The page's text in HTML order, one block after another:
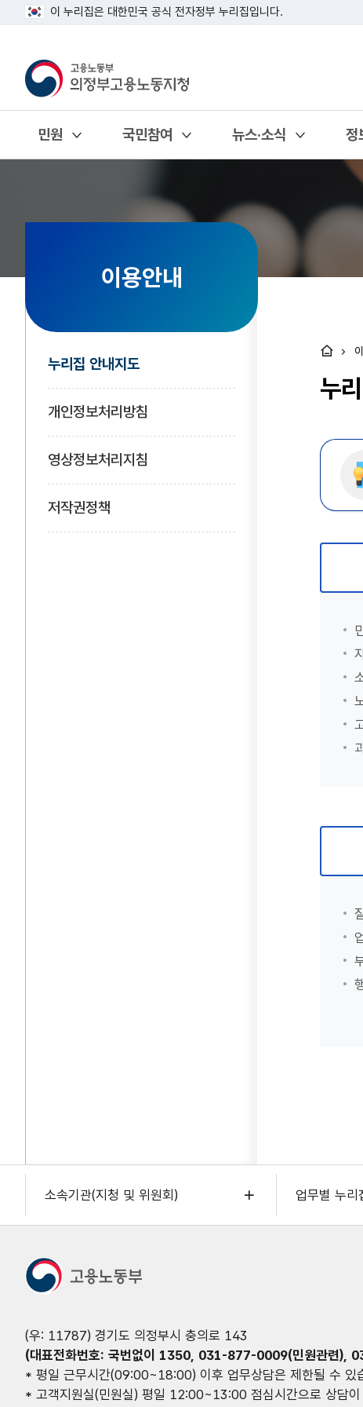
이 누리집은 대한민국 공식 전자정부 누리집입니다.
민원
열기
국민참여
열기
뉴스·소식
열기
정
열
이용안내
누리집 안내지도
개인정보처리방침
영상정보처리지침
저작권정책
누
소속기관(지청 및 위원회) 업무별 누리
(우: 11787) 경기도 의정부시 충의로 143
(대표전화번호: 국번없이 1350, 031-877-0009(민원관련
* 평일 근무시간(09:00~18:00) 이후 업무상담은 제한될 수 있
* 고객지원실(민원실) 평일 12:00~13:00 점심시간으로 상담이